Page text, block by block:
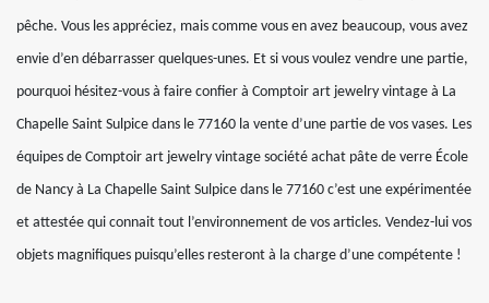
pêche. Vous les appréciez, mais comme vous en avez beaucoup, vous avez
envie d’en débarrasser quelques-unes. Et si vous voulez vendre une partie,
pourquoi hésitez-vous à faire confier à Comptoir art jewelry vintage à La
Chapelle Saint Sulpice dans le 77160 la vente d’une partie de vos vases. Les
équipes de Comptoir art jewelry vintage société achat pâte de verre École
de Nancy à La Chapelle Saint Sulpice dans le 77160 c’est une expérimentée
et attestée qui connait tout l’environnement de vos articles. Vendez-lui vos
objets magnifiques puisqu’elles resteront à la charge d’une compétente !